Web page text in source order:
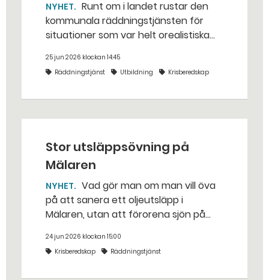
NYHET
kommunala räddningstjänsten för
situationer som var helt orealistiska
bakhåll, utspridda granater och hot
från livsfarliga drönare i det
25 jun 2026 klockan 14:45
Räddningstjänst
Utbildning Krisberedskap
Stor utsläppsövning på
Mälaren
NYHET
på att sanera ett oljeutsläpp i
Mälaren, utan att förorena sjön på
stället. Det gjorde räddningstjänsten i
Eskilstuna – tio kubikmeter närmare
24 jun 2026 klockan 15:00
Krisberedskap
Räddningstjänst